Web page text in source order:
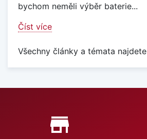
bychom neměli výběr baterie...
Číst více
Všechny články a témata najdete
Proč nakupovat u nás?
store_mall_directory